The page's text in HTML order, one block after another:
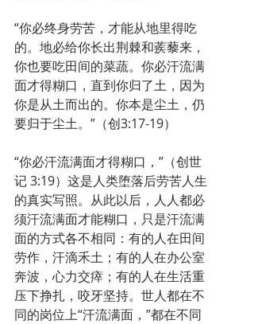
“你必终身劳苦，才能从地里得吃
的。地必给你长出荆棘和蒺藜来，
你也要吃田间的菜蔬。你必汗流满
面才得糊口，直到你归了土，因为
你是从土而出的。你本是尘土，仍
要归于尘土。”（创3:17-19）
“你必汗流满面才得糊口，”（创世
记 3:19）这是人类堕落后劳苦人生
的真实写照。从此以后，人人都必
须汗流满面才能糊口，只是汗流满
面的方式各不相同：有的人在田间
劳作，汗滴禾土；有的人在办公室
奔波，心力交瘁；有的人在生活重
压下挣扎，咬牙坚持。世人都在不
同的岗位上“汗流满面，”都在不同